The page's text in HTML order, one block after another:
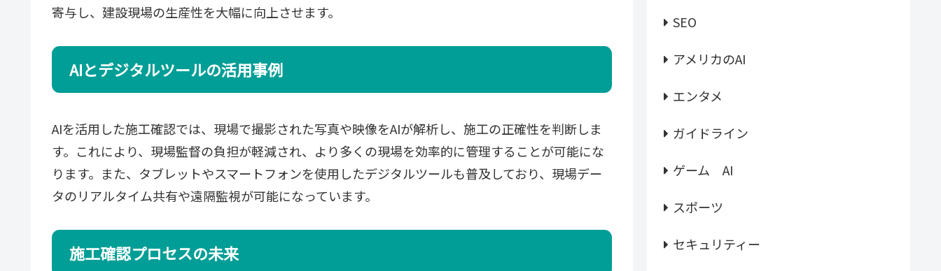
寄与し、建設現場の生産性を大幅に向上させます。
AIとデジタルツールの活用事例
AIを活用した施工確認では、現場で撮影された写真や映像をAIが解析し、施工の正確性を判断しま
す。これにより、現場監督の負担が軽減され、より多くの現場を効率的に管理することが可能にな
ります。また、タブレットやスマートフォンを使用したデジタルツールも普及しており、現場デー
タのリアルタイム共有や遠隔監視が可能になっています。
施工確認プロセスの未来
SEO
アメリカのAI
エンタメ
ガイドライン
ゲーム AI
スポーツ
セキュリティー